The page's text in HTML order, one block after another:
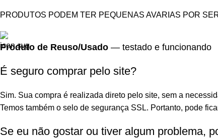
PRODUTOS PODEM TER PEQUENAS AVARIAS POR
Produto de Reuso/Usado — testado e funcionando
É seguro comprar pelo site?
Sim. Sua compra é realizada direto pelo site, sem a
Temos também o selo de segurança SSL. Portanto, pode
Se eu não gostar ou tiver algum problema,